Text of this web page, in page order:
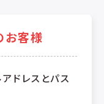
お客様
ドレスとパス